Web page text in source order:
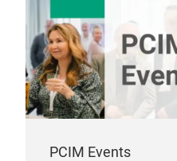
PCIM Events